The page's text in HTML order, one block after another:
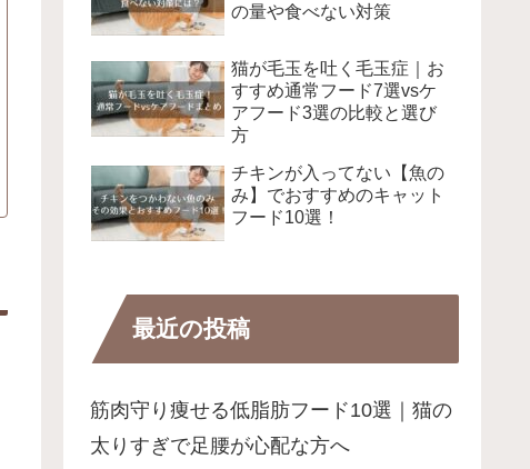
の量や食べない対策
猫が毛玉を吐く毛玉症｜お
すすめ通常フード7選vsケ
アフード3選の比較と選び
方
チキンが入ってない【魚の
み】でおすすめのキャット
フード10選！
最近の投稿
筋肉守り痩せる低脂肪フード10選｜猫の
太りすぎで足腰が心配な方へ